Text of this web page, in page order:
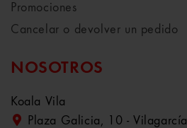
Promociones
Cancelar o devolver un pedido
NOSOTROS
Koala Vila
Plaza Galicia, 10 - Vilagarcía